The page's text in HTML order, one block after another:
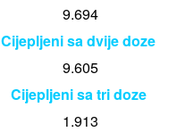
9.694
Cijepljeni sa dvije doze
9.605
Cijepljeni sa tri doze
1.913